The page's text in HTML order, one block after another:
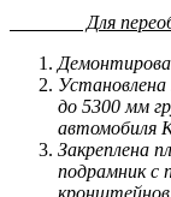
Для
до 5300 мм
автомобиля
Закреплена
подрамник с